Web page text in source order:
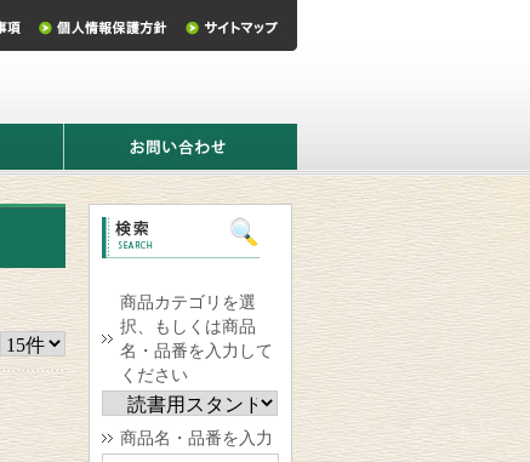
い
わ
商品カテゴリを選
択、もしくは商品
名・品番を入力して
ください
商品名・品番を入力